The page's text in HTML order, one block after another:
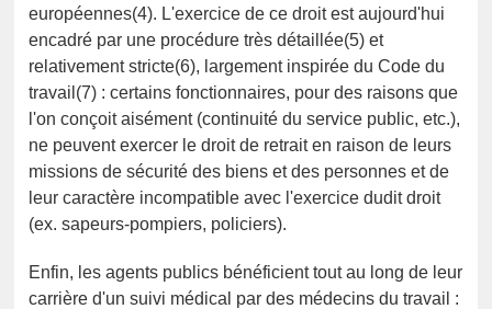
européennes(4). L'exercice de ce droit est aujourd'hui
encadré par une procédure très détaillée(5) et
relativement stricte(6), largement inspirée du Code du
travail(7) : certains fonctionnaires, pour des raisons que
l'on conçoit aisément (continuité du service public, etc.),
ne peuvent exercer le droit de retrait en raison de leurs
missions de sécurité des biens et des personnes et de
leur caractère incompatible avec l'exercice dudit droit
(ex. sapeurs-pompiers, policiers).
Enfin, les agents publics bénéficient tout au long de leur
carrière d'un suivi médical par des médecins du travail :